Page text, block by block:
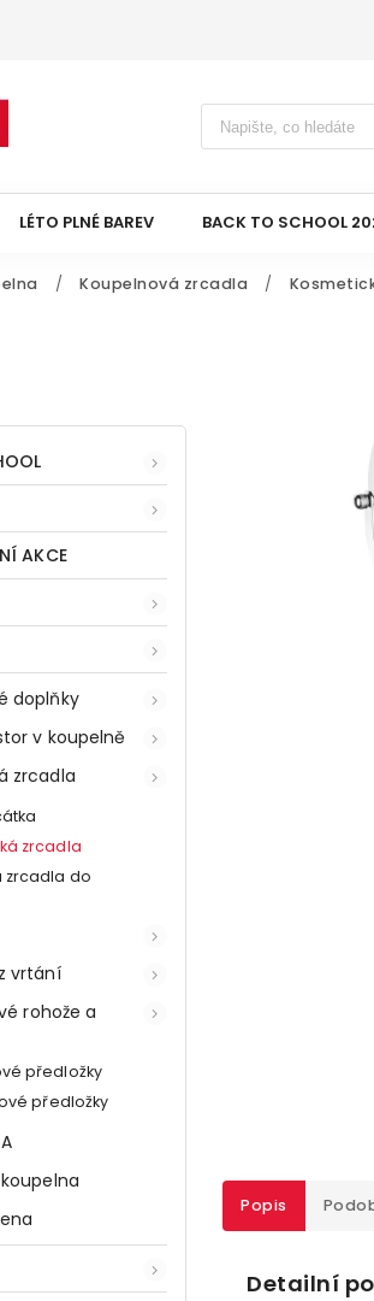
LÉTO PLNÉ BAREV BACK TO SCHOOL
/ Koupelnová zrcadla /
AKCE
doplňky
v koupelně
zrcadla
zrcadla
zrcadla do
vrtání
rohože a
předložky
předložky
Popis
Detailní